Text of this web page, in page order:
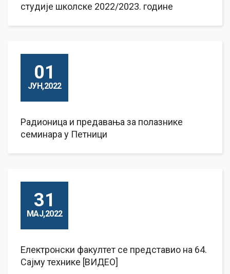
студије школске 2022/2023. године
01
ЈУН,2022
Радионица и предавања за полазнике
семинара у Петници
31
МАЈ,2022
Електронски факултет се представио на 64.
Сajму технике [ВИДЕО]